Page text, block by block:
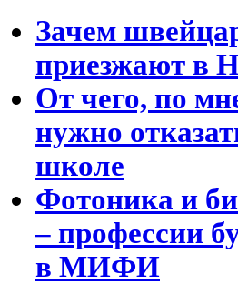
Зачем
приезжают в
От чего, по
нужно
школе
Фотоника и
– профессии
в МИФИ